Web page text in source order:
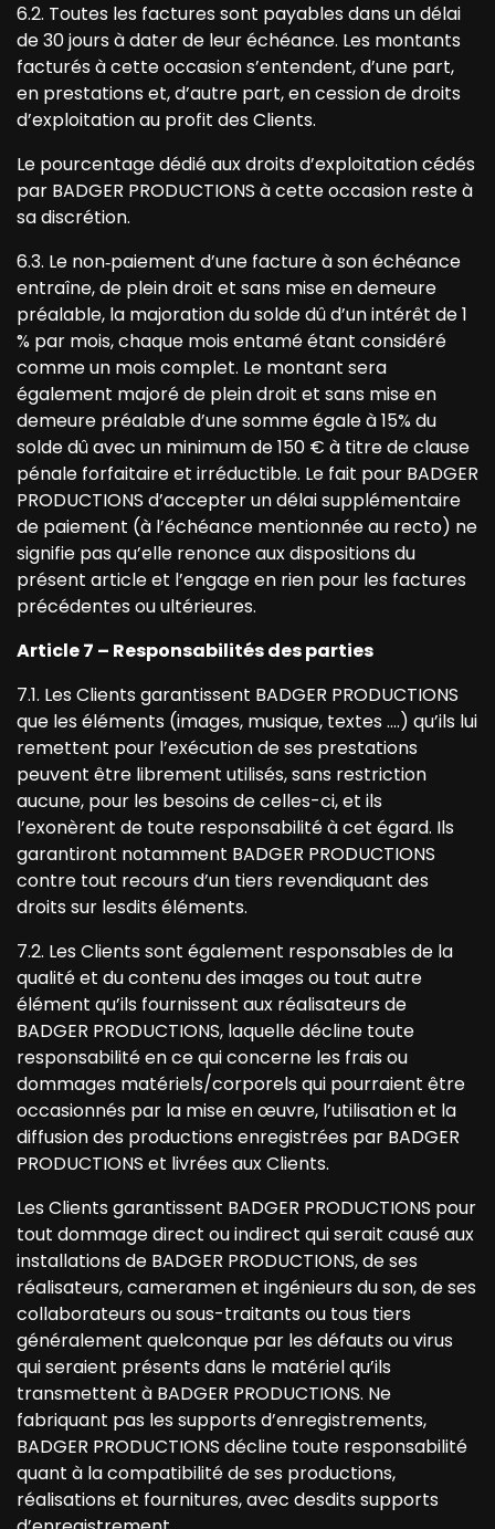
6.2. Toutes les factures sont payables dans un délai
de 30 jours à dater de leur échéance. Les montants
facturés à cette occasion s’entendent, d’une part,
en prestations et, d’autre part, en cession de droits
d’exploitation au profit des Clients.
Le pourcentage dédié aux droits d’exploitation cédés
par BADGER PRODUCTIONS à cette occasion reste à
sa discrétion.
6.3. Le non‐paiement d’une facture à son échéance
entraîne, de plein droit et sans mise en demeure
préalable, la majoration du solde dû d’un intérêt de 1
% par mois, chaque mois entamé étant considéré
comme un mois complet. Le montant sera
également majoré de plein droit et sans mise en
demeure préalable d’une somme égale à 15% du
solde dû avec un minimum de 150 € à titre de clause
pénale forfaitaire et irréductible. Le fait pour BADGER
PRODUCTIONS d’accepter un délai supplémentaire
de paiement (à l’échéance mentionnée au recto) ne
signifie pas qu’elle renonce aux dispositions du
présent article et l’engage en rien pour les factures
précédentes ou ultérieures.
Article 7 – Responsabilités des parties
7.1. Les Clients garantissent BADGER PRODUCTIONS
que les éléments (images, musique, textes ….) qu’ils lui
remettent pour l’exécution de ses prestations
peuvent être librement utilisés, sans restriction
aucune, pour les besoins de celles-ci, et ils
l’exonèrent de toute responsabilité à cet égard. Ils
garantiront notamment BADGER PRODUCTIONS
contre tout recours d’un tiers revendiquant des
droits sur lesdits éléments.
7.2. Les Clients sont également responsables de la
qualité et du contenu des images ou tout autre
élément qu’ils fournissent aux réalisateurs de
BADGER PRODUCTIONS, laquelle décline toute
responsabilité en ce qui concerne les frais ou
dommages matériels/corporels qui pourraient être
occasionnés par la mise en œuvre, l’utilisation et la
diffusion des productions enregistrées par BADGER
PRODUCTIONS et livrées aux Clients.
Les Clients garantissent BADGER PRODUCTIONS pour
tout dommage direct ou indirect qui serait causé aux
installations de BADGER PRODUCTIONS, de ses
réalisateurs, cameramen et ingénieurs du son, de ses
collaborateurs ou sous-traitants ou tous tiers
généralement quelconque par les défauts ou virus
qui seraient présents dans le matériel qu’ils
transmettent à BADGER PRODUCTIONS. Ne
fabriquant pas les supports d’enregistrements,
BADGER PRODUCTIONS décline toute responsabilité
quant à la compatibilité de ses productions,
réalisations et fournitures, avec desdits supports